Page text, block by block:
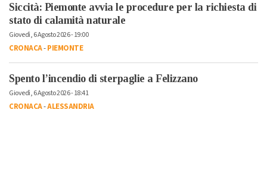
Siccità: Piemonte avvia le procedure per la richiesta di
stato di calamità naturale
Giovedì, 6 Agosto 2026 - 19:00
CRONACA-PIEMONTE
Spento l’incendio di sterpaglie a Felizzano
Giovedì, 6 Agosto 2026 - 18:41
CRONACA-ALESSANDRIA